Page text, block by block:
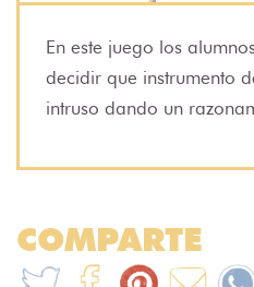
En este juego los
decidir que instrumento
intruso dando un
COMPARTE